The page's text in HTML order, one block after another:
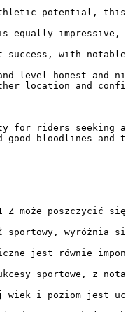
potential,
equally
with notable
level honest and
location and
for riders
bloodlines and
może poszczycić
sportowy, wyróżnia
jest równie
sportowe, z
i poziom jest